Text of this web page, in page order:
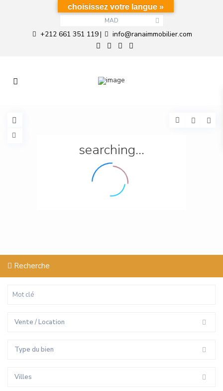
MAD
+212 661 351 119| info@ranaimmobilier.com
searching...
Recherche
Vente / Location
Type du bien
Villes
choisissez votre langue »